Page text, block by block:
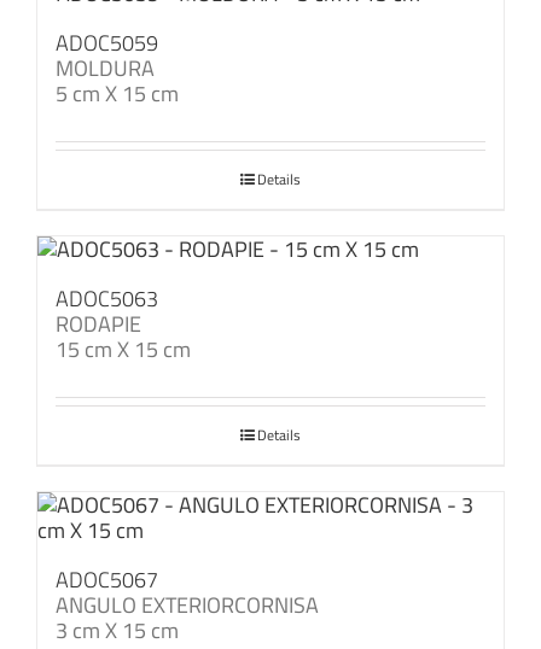
ADOC5059
MOLDURA
5 cm X 15 cm
Details
ADOC5063
RODAPIE
15 cm X 15 cm
Details
ADOC5067
ANGULO EXTERIORCORNISA
3 cm X 15 cm